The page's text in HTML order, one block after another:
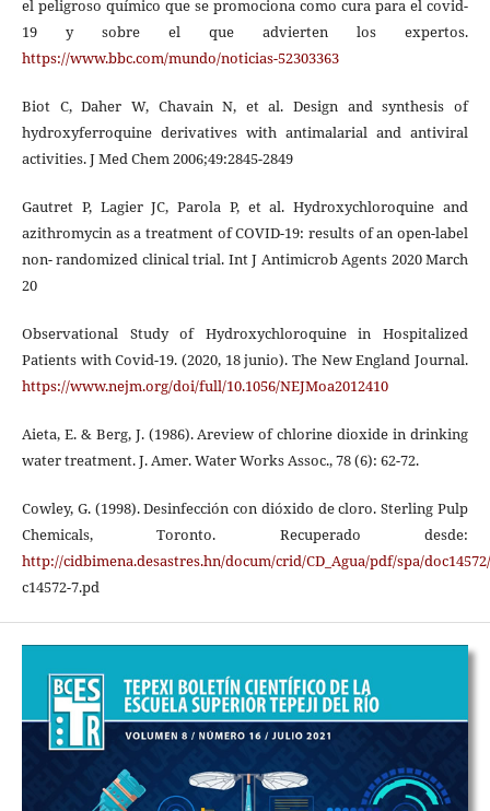
el peligroso químico que se promociona como cura para el covid-
19 y sobre el que advierten los expertos.
https://www.bbc.com/mundo/noticias-52303363
Biot C, Daher W, Chavain N, et al. Design and synthesis of
hydroxyferroquine derivatives with antimalarial and antiviral
activities. J Med Chem 2006;49:2845-2849
Gautret P, Lagier JC, Parola P, et al. Hydroxychloroquine and
azithromycin as a treatment of COVID-19: results of an open-label
non- randomized clinical trial. Int J Antimicrob Agents 2020 March
20
Observational Study of Hydroxychloroquine in Hospitalized
Patients with Covid-19. (2020, 18 junio). The New England Journal.
https://www.nejm.org/doi/full/10.1056/NEJMoa2012410
Aieta, E. & Berg, J. (1986). Areview of chlorine dioxide in drinking
water treatment. J. Amer. Water Works Assoc., 78 (6): 62-72.
Cowley, G. (1998). Desinfección con dióxido de cloro. Sterling Pulp
Chemicals, Toronto. Recuperado desde:
http://cidbimena.desastres.hn/docum/crid/CD_Agua/pdf/spa/
c14572-7.pd